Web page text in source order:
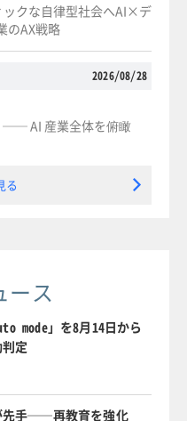
ックな自律型社会へAI×デ
のAX戦略
2026/08/28
── AI 産業全体を俯瞰
る
ース
mode」を8月14日から
定
先手──再教育を強化